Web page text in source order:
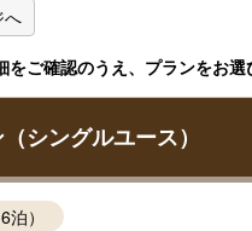
へ
をご確認のうえ、プランをお選
シングルユース）
）